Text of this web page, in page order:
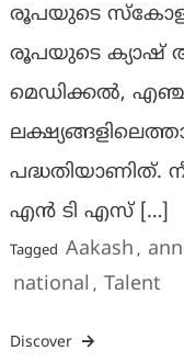
രൂപയുടെ
രൂപയുടെ ക്യാഷ്
മെഡിക്കൽ,
പദ്ധതിയാണിത്.
എൻ ടി എസ് […]
Tagged Aakash ,
national , Talent
Discover